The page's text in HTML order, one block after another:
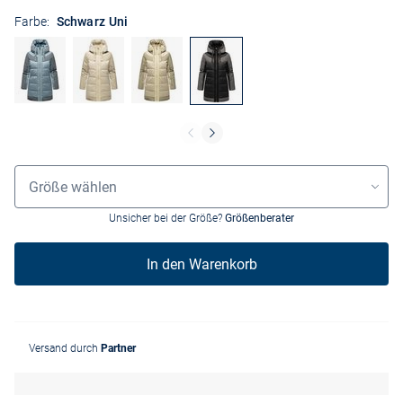
Farbe: Schwarz Uni
Größenauswahl
Größe wählen
Unsicher bei der Größe? Größenberater
In den Warenkorb
Versand durch Partner